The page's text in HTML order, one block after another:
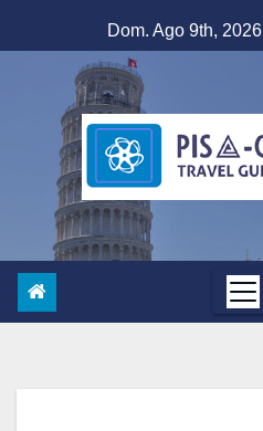
al
contenuto
Dom. Ago 9th, 2026